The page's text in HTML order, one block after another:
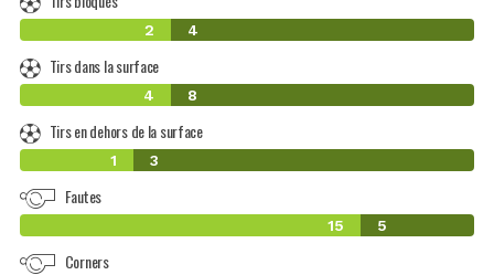
2 4
Tirs dans la surface
4 8
Tirs en dehors de la surface
1 3
Fautes
15 5
Corners